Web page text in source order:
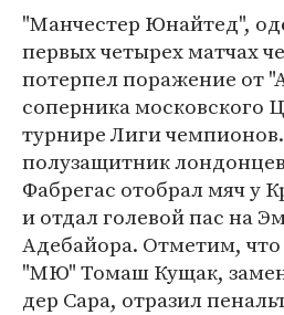
"Манчестер Юнайтед",
первых четырех матчах
потерпел поражение от
соперника московского
турнире Лиги
полузащитник
Фабрегас отобрал мяч у
и отдал голевой пас на
Адебайора. Отметим, что
"МЮ" Томаш Кущак,
дер Сара, отразил